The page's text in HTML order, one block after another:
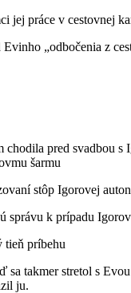
jej práce v cestovnej
„odbočenia z
pred svadbou s
šarmu
stôp Igorovej
správu k prípadu
tieň príbehu
takmer stretol s
ju.